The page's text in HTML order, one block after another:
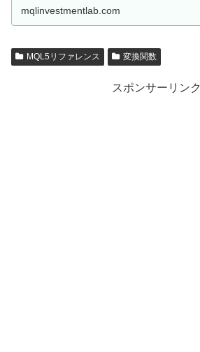
mqlinvestmentlab.com
MQL5リファレンス 変換関数
スポンサーリンク